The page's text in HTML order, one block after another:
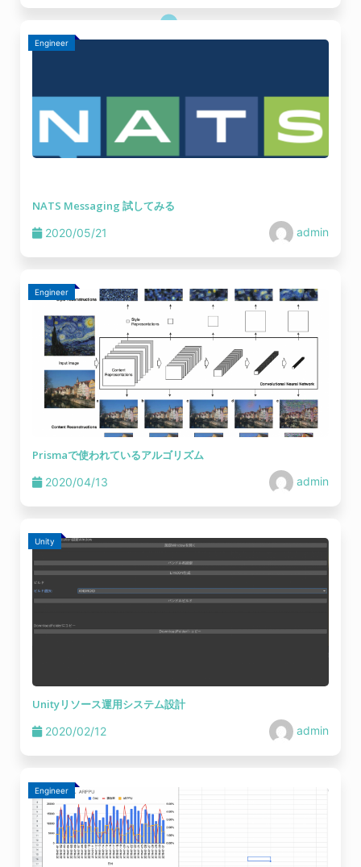
Engineer
NATS Messaging 試してみる
2020/05/21 admin
Engineer
Prismaで使われているアルゴリズム
2020/04/13 admin
Unity
Unityリソース運用システム設計
2020/02/12 admin
Engineer